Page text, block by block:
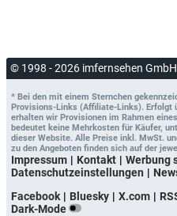
© 1998 - 2026 imfernsehen GmbH
* Bei den mit einem Sternchen
Provisions-Links (Affiliate-Links). Erfolgt
erhalten wir Provisionen im Rahmen
bedeutet keine Mehrkosten für Käufer,
dieser Website. Alle Preise inkl. MwSt.
zu den Angeboten finden sich auf der
Impressum Kontakt Werbung
Datenschutzeinstellungen
Facebook
Bluesky X.com
Dark-Mode